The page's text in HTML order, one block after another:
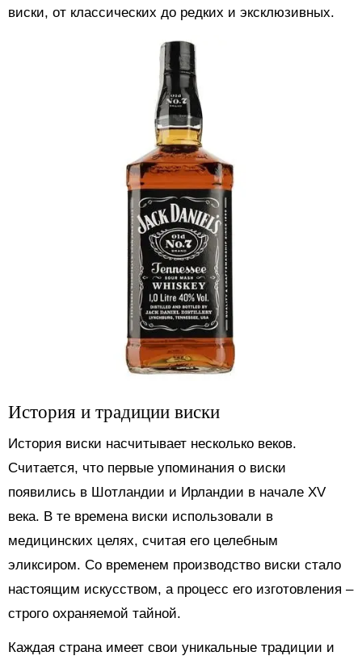
виски, от классических до редких и эксклюзивных.
История и традиции виски
История виски насчитывает несколько веков.
Считается, что первые упоминания о виски
появились в Шотландии и Ирландии в начале XV
века. В те времена виски использовали в
медицинских целях, считая его целебным
эликсиром. Со временем производство виски стало
настоящим искусством, а процесс его изготовления –
строго охраняемой тайной.
Каждая страна имеет свои уникальные традиции и